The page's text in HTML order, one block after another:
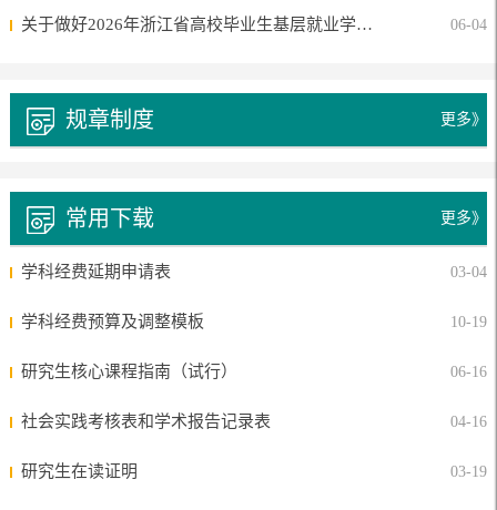
关于做好2026年浙江省高校毕业生基层就业学费补偿国家助学贷款代偿申请报送工作的... 06-04
规章制度 更多》
常用下载 更多》
学科经费延期申请表 03-04
学科经费预算及调整模板 10-19
研究生核心课程指南（试行） 06-16
社会实践考核表和学术报告记录表 04-16
研究生在读证明 03-19